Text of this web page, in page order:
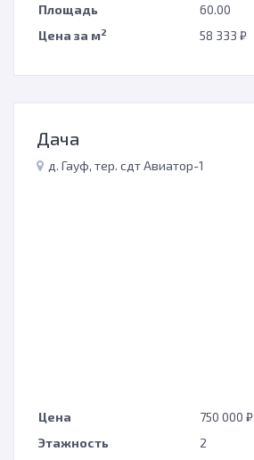
Площадь
60.00
Цена за м2 58 333 ₽
Дача
д. Гауф, тер. сдт Авиатор-1
Цена
750 000 ₽
Этажность
2